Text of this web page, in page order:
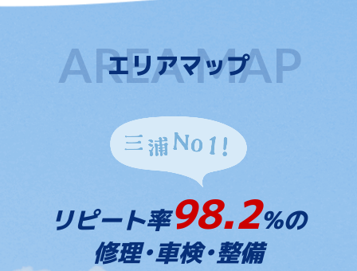
エリアマップ
リピート率98.2%の
修理・車検・整備